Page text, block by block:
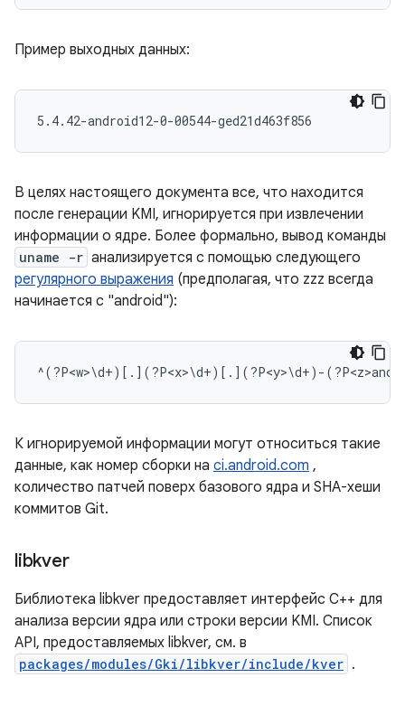
Пример выходных данных:
В целях настоящего документа все, что находится
после генерации KMI, игнорируется при извлечении
информации о ядре. Более формально, вывод команды
uname -r анализируется с помощью следующего
регулярного выражения (предполагая, что zzz всегда
начинается с "android"):
К игнорируемой информации могут относиться такие
данные, как номер сборки на ci.android.com ,
количество патчей поверх базового ядра и SHA-хеши
коммитов Git.
libkver
Библиотека libkver предоставляет интерфейс C++ для
анализа версии ядра или строки версии KMI. Список
API, предоставляемых libkver, см. в
packages/modules/Gki/libkver/include/kver .